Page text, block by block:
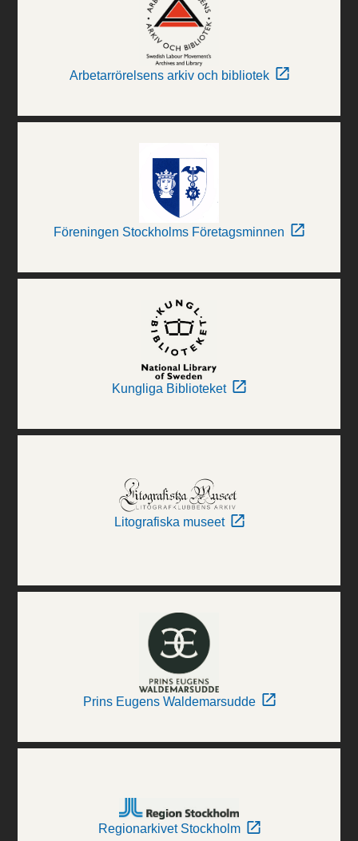
Arbetarrörelsens arkiv och bibliotek
Föreningen Stockholms Företagsminnen
Kungliga Biblioteket
Litografiska museet
Prins Eugens Waldemarsudde
Regionarkivet Stockholm